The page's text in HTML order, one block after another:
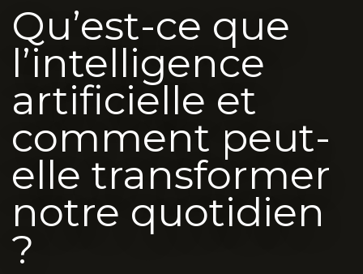
Qu’est-ce que
l’intelligence
artificielle et
comment peut-
elle transformer
notre quotidien
?